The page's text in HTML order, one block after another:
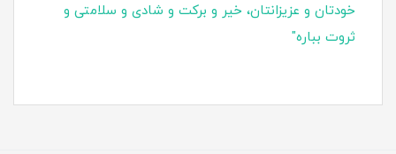
خودتان و عزیزانتان، خیر و برکت و شادی و سلامتی و
ثروت بباره"